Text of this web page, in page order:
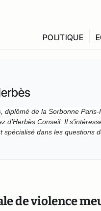
POLITIQUE
, diplômé de la Sorbonne
d'Herbès Conseil. Il
spécialisé dans les questions
de violence